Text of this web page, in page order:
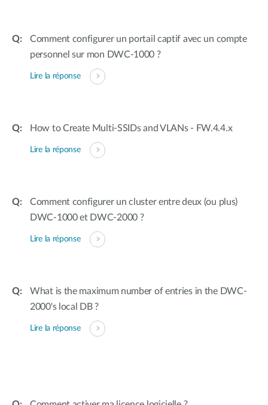
Comment configurer un portail captif avec un compte
personnel sur mon DWC-1000 ?
Lire la réponse
How to Create Multi-SSIDs and VLANs - FW.4.4.x
Lire la réponse
Comment configurer un cluster entre deux (ou plus)
DWC-1000 et DWC-2000 ?
Lire la réponse
What is the maximum number of entries in the DWC-
2000's local DB ?
Lire la réponse